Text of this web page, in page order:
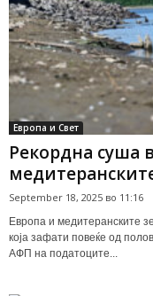
Европа и Свет
Рекордна суша
September 18, 2025 во 11:16
Европа и медитеранските
која зафати повеќе од
АФП на податоците...